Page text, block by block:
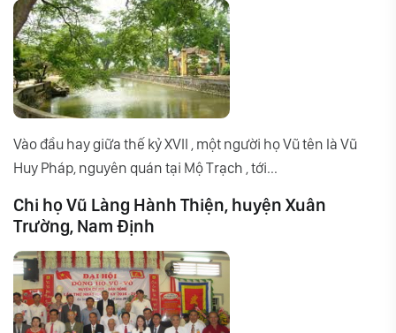
Vào đầu hay giữa thế kỷ XVII , một người họ Vũ tên là Vũ
Huy Pháp, nguyên quán tại Mộ Trạch , tới...
Chi họ Vũ Làng Hành Thiện, huyện Xuân
Trường, Nam Định